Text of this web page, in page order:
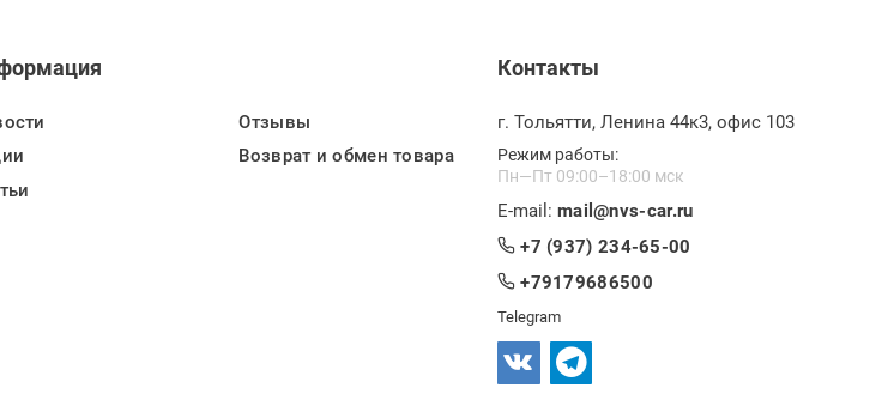
Отзывы
Возврат и обмен товара
Контакты
г. Тольятти, Ленина 44к3, офис 103
Режим работы:
Пн—Пт 09:00–18:00 мск
E-mail: mail@nvs-car.ru
+7 (937) 234-65-00
+79179686500
Telegram